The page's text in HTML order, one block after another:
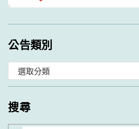
公告類別
類
搜尋